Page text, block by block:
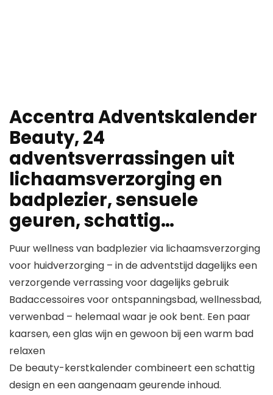
Accentra Adventskalender
Beauty, 24
adventsverrassingen uit
lichaamsverzorging en
badplezier, sensuele
geuren, schattig…
Puur wellness van badplezier via lichaamsverzorging
voor huidverzorging – in de adventstijd dagelijks een
verzorgende verrassing voor dagelijks gebruik
Badaccessoires voor ontspanningsbad, wellnessbad,
verwenbad – helemaal waar je ook bent. Een paar
kaarsen, een glas wijn en gewoon bij een warm bad
relaxen
De beauty-kerstkalender combineert een schattig
design en een aangenaam geurende inhoud.